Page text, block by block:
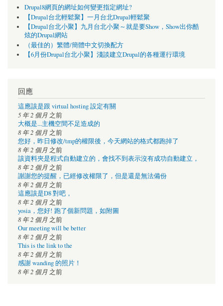
Drupal8網頁的網址如何變更指定網址?
【Drupal台北輕鬆聚】一月台北Drupal輕鬆聚
【Drupal台北小聚】九月台北小聚～就是要Show，Show出你酷
炫的Drupal網站
（最佳的）繁體/簡體中文切換配方
【6月份Drupal台北小聚】淺談建立Drupal的各種運行環境
回應
這應該是跟 virtual hosting 設定有關
5 年 2 個月 之前
大概是...主機空間不足造成的
8 年 2 個月 之前
您好，昨日修改/tmp的權限後，今天網站的格式都跑掉了
8 年 2 個月 之前
該資料夾是程式自動建立的，會找不到表示沒有成功自動建立，
8 年 2 個月 之前
謝謝您的提醒，已經修改權限了，但是還是無法備份
8 年 2 個月 之前
這應該是D8 對吧，
8 年 2 個月 之前
yosia，您好! 跑了個新問題，如附圖
8 年 2 個月 之前
Our meeting will be better
8 年 2 個月 之前
This is the link to the
8 年 2 個月 之前
感謝 wanding 的照片！
8 年 2 個月 之前